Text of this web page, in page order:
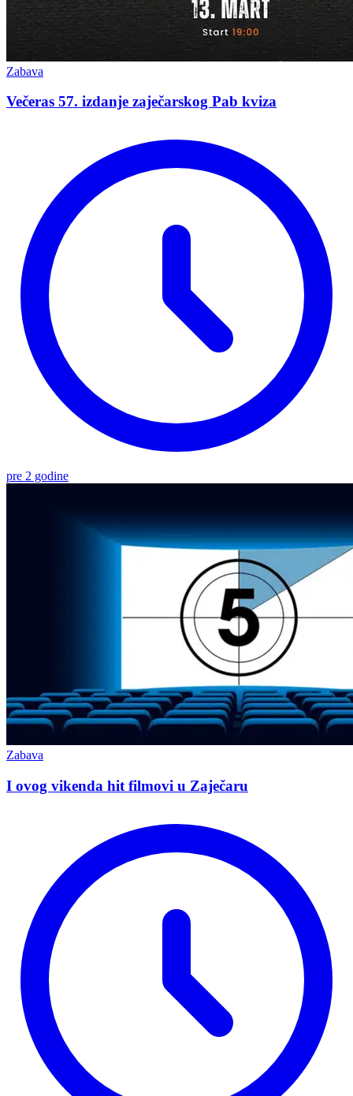
Zabava
Večeras 57. izdanje zaječarskog Pab kviza
pre 2 godine
Zabava
I ovog vikenda hit filmovi u Zaječaru